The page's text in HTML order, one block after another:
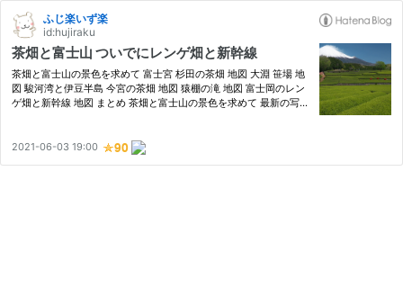
ふじ楽いず楽
id:hujiraku
茶畑と富士山 ついでにレンゲ畑と新幹線
茶畑と富士山の景色を求めて 富士宮 杉田の茶畑 地図 大淵 笹場 地
図 駿河湾と伊豆半島 今宮の茶畑 地図 猿棚の滝 地図 富士岡のレン
ゲ畑と新幹線 地図 まとめ 茶畑と富士山の景色を求めて 最新の写真
2021-06-03 19:00